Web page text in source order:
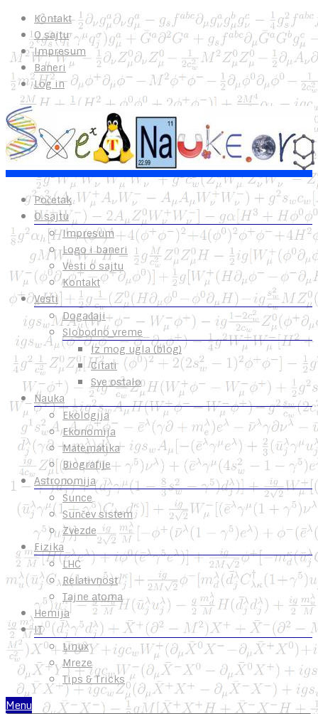
Kontakt
O sajtu
Impresum
Baneri
Log in
Početak
O sajtu
Impresum
Logo i baneri
Vesti o sajtu
Kontakt
Vesti
Događaji
Slobodno vreme
Iz mog ugla (blog)
Citati
Sve ostalo
Nauka
Ekologija
Ekonomija
Matematika
Biografije
Astronomija
Sunce
Sunčev sistem
Zvezde
Fizika
LHC
Relativnost
Tajne atoma
Hemija
IT
Linux
Mreze
Tips & Tricks
Menu